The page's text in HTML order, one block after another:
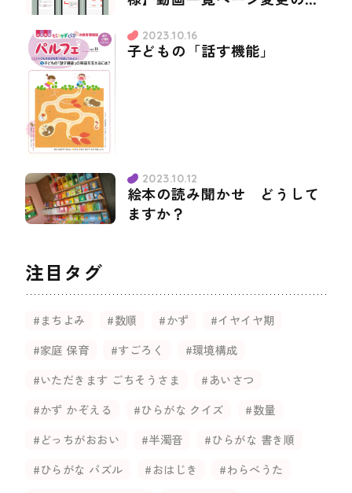
2023.10.16
子どもの「話す機能」
2023.10.12
絵本の読み聞かせ どうして
ますか？
注目タグ
#まちよみ #数順 #かず
#イヤイヤ期
#家庭 保育
#すごろく
#環境構成
#いただきます ごちそうさま
#あいさつ
#かず かぞえる
#ひらがな クイズ
#数量
#どっちがおおい
#半濁音
#ひらがな 書き順
#ひらがな パズル
#おはじき
#わらべうた